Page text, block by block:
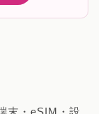
末・eSIM・設